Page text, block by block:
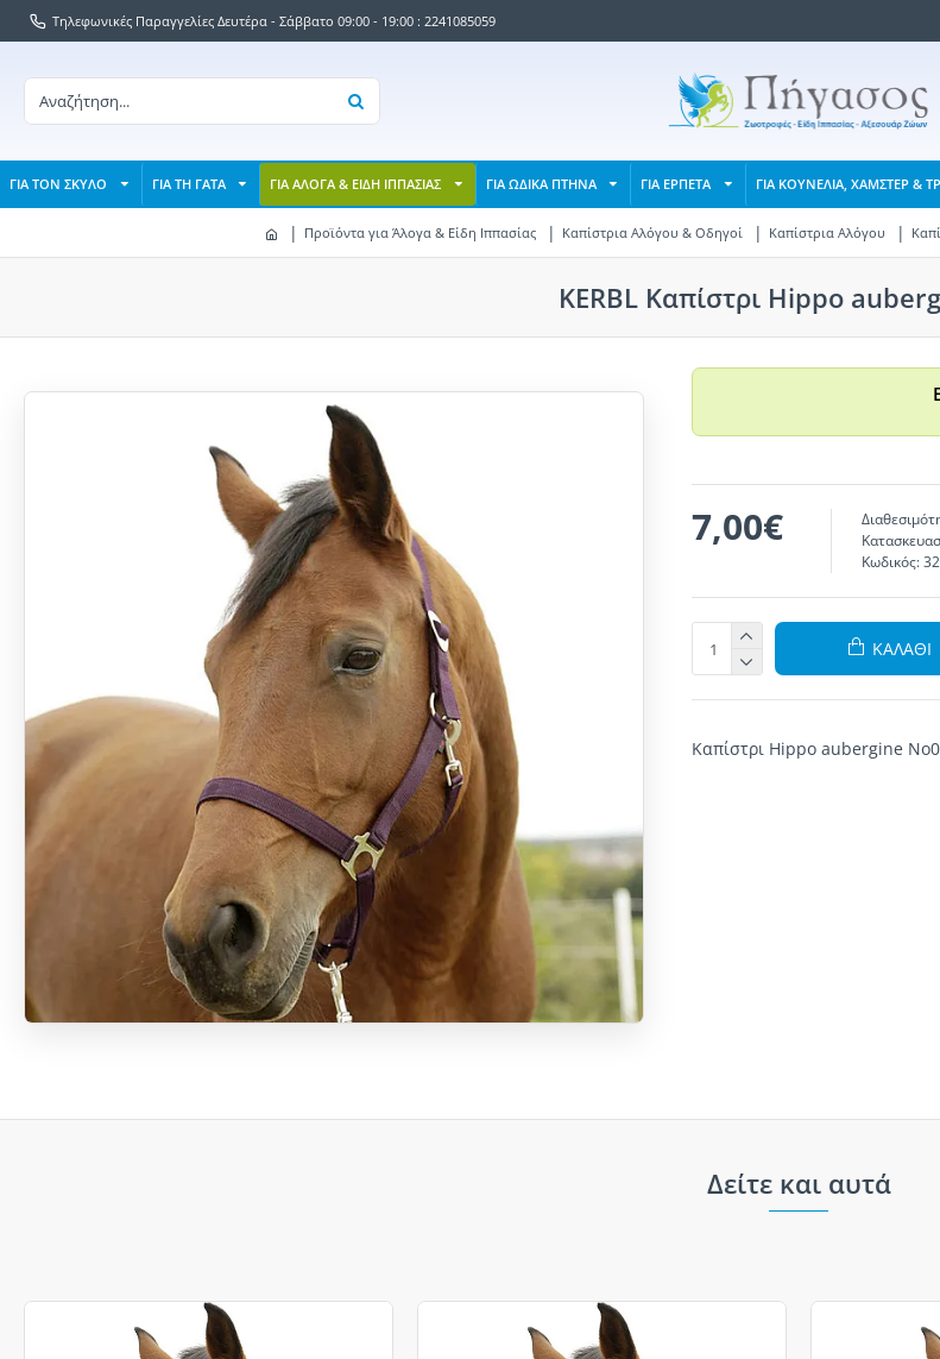
Τηλεφωνικές Παραγγελίες Δευτέρα - Σάββατο 09:00 - 19:00 : 2241085059
ΓΙΑ ΤΟΝ ΣΚΥΛΟ ΓΙΑ ΤΗ ΓΑΤΑ ΓΙΑ ΑΛΟΓΑ & ΕΙΔΗ ΙΠΠΑΣΙΑΣ ΓΙΑ ΩΔΙΚΑ ΠΤΗΝΑ ΓΙΑ ΕΡΠΕΤΑ ΓΙΑ ΚΟΥΝΕΛΙΑ, ΧΑΜΣΤΕΡ &
Προϊόντα για Άλογα & Είδη Ιππασίας Καπίστρια Αλόγου & Οδηγοί Καπίστρια Αλόγου
KERBL Καπίστρι Hippo
7,00€
Κωδικός:
ΚΑΛΆΘΙ
Καπίστρι Hippo aubergine No0
Δείτε και αυτά